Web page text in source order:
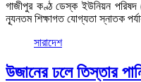
গাজীপুর কণ্ঠ ডেস্ক ইউনিয়ন পরিষদ
ন্যূনতম শিক্ষাগত যোগ্যতা স্নাতক
সারাদেশ
উজানের ঢলে তিস্তার